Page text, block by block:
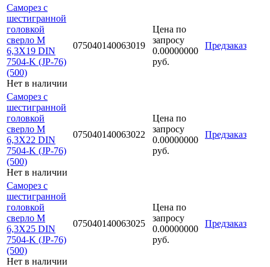
Саморез с
шестигранной
головкой
сверло М
6,3Х19 DIN
7504-K (JP-76)
(500)
Нет в наличии
075040140063019
Цена по
запросу
0.00000000
руб.
Предзаказ
Саморез с
шестигранной
головкой
сверло М
6,3Х22 DIN
7504-K (JP-76)
(500)
Нет в наличии
075040140063022
Цена по
запросу
0.00000000
руб.
Предзаказ
Саморез с
шестигранной
головкой
сверло М
6,3Х25 DIN
7504-K (JP-76)
(500)
Нет в наличии
075040140063025
Цена по
запросу
0.00000000
руб.
Предзаказ